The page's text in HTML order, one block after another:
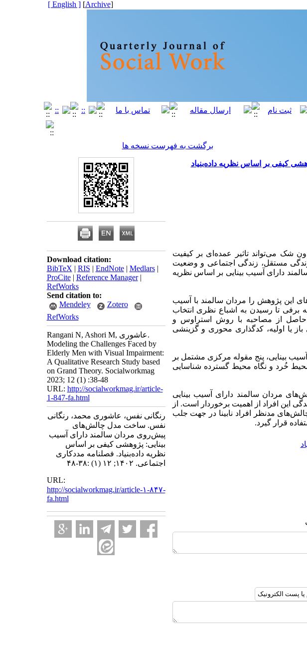
[
Archive
]
[ English ]
برگشت به فهرست نسخه ها
کیفی بر اساس نظریه داده‌بنیاد
شک می‌تواند تاثیر عمده‌ای بر کیفیت
مستقل، زندگی اجتماعی و وضعیت
دارای آسیب بینایی بر اساس نظریه
این پژوهش را مردان سالمند با آسیب
برفی تا رسیدن به اشباع نظری انتخاب
حاصل از مصاحبه با روش استراوس و
باز یا اولیه، کدگذاری محوری و گزینشی
بینایی، پنج مقوله‌ مرکزی مشتمل بر
خُرد و نگاه محیط گسترده شناسایی
مردان سالمند دارای آسیب بینایی
این افراد از اهمیت برخوردار است. از
مدنظر افراد نابینا در جهت جلب
قرار گیرد.
Download citation:
BibTeX | RIS | EndNote| Medlars|
ProCite| Reference Manager|
RefWorks
Send citation to:
Mendeley
Zotero
RefWorks
Rangani N, Ashori M, عاشوری.
Modeling the Challenges Faced by
Elderly Men with Visual Impairment:
A Qualitative Research Study based
on Grand Theory. Socialworkmag
2023; 12 (1) :38-48
URL: http://socialworkmag.ir/article-
1-847-fa.html
رنگانی نفس، عاشوری محمد، رنگانی
نفس. ساخت مدل چالش‌های
پیش‌روی مردان سالمند دارای آسیب
بینایی: پژوهشی کیفی بر اساس
نظریه داده‌بنیاد. فصلنامه مددکاری
اجتماعی. ۱۴۰۲; ۱۲ (۱) :۳۸-۴۸
URL:
http://socialworkmag.ir/article-۱-۸۴۷-
fa.html